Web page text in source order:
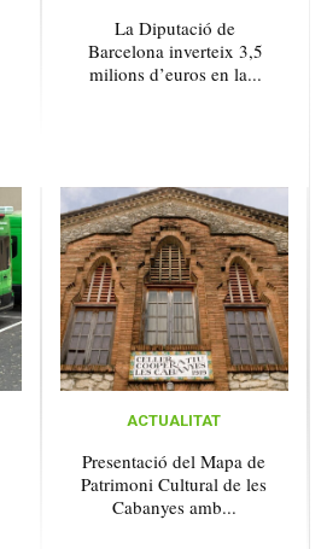
La Diputació de
Barcelona inverteix 3,5
milions d’euros en la...
ACTUALITAT
Presentació del Mapa de
Patrimoni Cultural de les
Cabanyes amb...